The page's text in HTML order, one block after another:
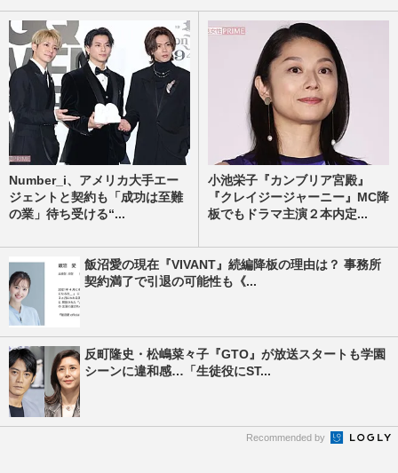
Number_i、アメリカ大手エー
ジェントと契約も「成功は至難
の業」待ち受ける“...
小池栄子『カンブリア宮殿』
『クレイジージャーニー』MC降
板でもドラマ主演２本内定...
飯沼愛の現在『VIVANT』続編降板の理由は？ 事務所
契約満了で引退の可能性も《...
反町隆史・松嶋菜々子『GTO』が放送スタートも学園
シーンに違和感…「生徒役にST...
Recommended by